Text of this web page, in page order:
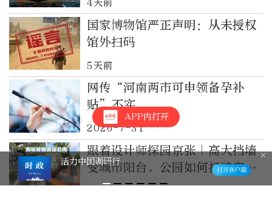
4天前
国家博物馆严正声明：从未授权
馆外扫码
5天前
网传“河南两市可申领备孕补
贴”不实
2026-7-31
跟着设计师探园京张｜高大挡墙
变城市阳台，公园如何打破空间
阻隔？
APP内打开
活力中国调研行